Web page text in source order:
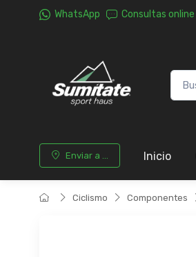
WhatsApp Consultas online
Enviar a ... Inicio
Ciclismo Componentes